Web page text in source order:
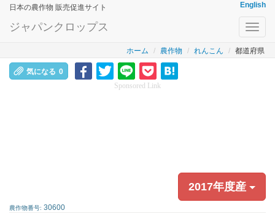
日本の農作物 販売促進サイト English
ジャパンクロップス
ホーム 農作物 れんこん 都道府県
気になる 0
Sponsored Link
2017年度産
農作物番号: 30600